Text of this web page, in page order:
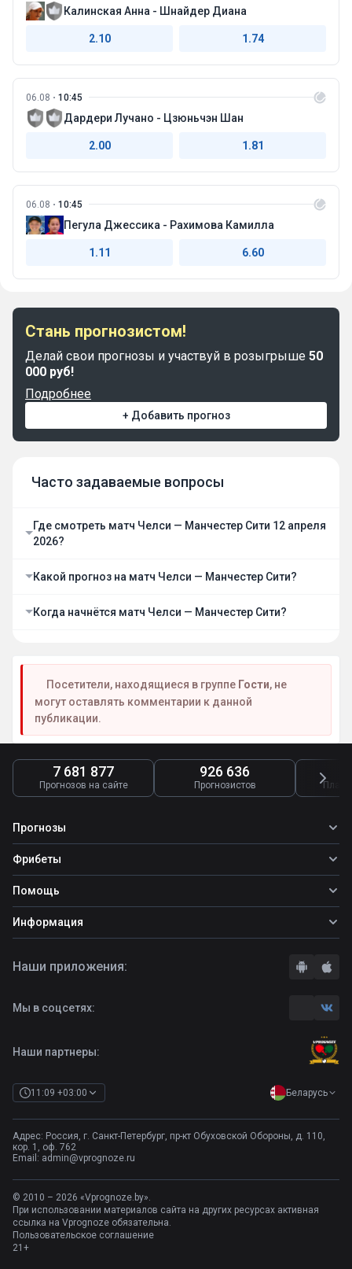
Калинская Анна - Шнайдер Диана
2.10 1.74
06.08 10:45
Дардери Лучано - Цзюньчэн Шан
2.00 1.81
06.08 10:45
Пегула Джессика - Рахимова Камилла
1.11 6.60
Стань прогнозистом!
Делай свои прогнозы и участвуй в розыгрыше 50
000 руб!
Подробнее
+ Добавить прогноз
Часто задаваемые вопросы
Где смотреть матч Челси — Манчестер Сити 12 апреля
2026?
Какой прогноз на матч Челси — Манчестер Сити?
Когда начнётся матч Челси — Манчестер Сити?
Посетители, находящиеся в группе Гости, не
могут оставлять комментарии к данной
публикации.
7 681 877
Прогнозов на сайте
926 636
Прогнозистов
Прогнозы
Все прогнозы
Топ ставок
Прогнозы на футбол
Фрибеты
Фрибеты
Помощь
Школа ставок
Вопросы и ответы
Бонусы букмекеров
Полная версия
Информация
Правила
Контакты
Наши партнеры:
11:09 +03:00 Беларусь
Адрес: Россия, г. Санкт-Петербург, пр-кт Обуховской Обороны, д. 110,
кор. 1, оф. 762
Email: admin@vprognoze.ru
Наши приложения:
Мы в соцсетях:
© 2010 – 2026 «Vprognoze.by».
При использовании материалов сайта на других ресурсах активная
ссылка на Vprognoze обязательна.
Пользовательское соглашение
21+